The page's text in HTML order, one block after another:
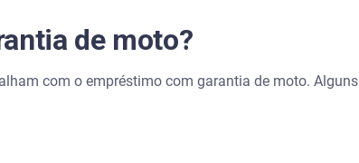
de moto?
com o empréstimo com garantia de moto. Alguns